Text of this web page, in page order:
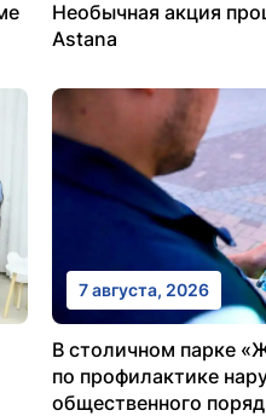
Необычная акция
Astana
7 августа, 2026
В столичном парке
по профилактике
общественного